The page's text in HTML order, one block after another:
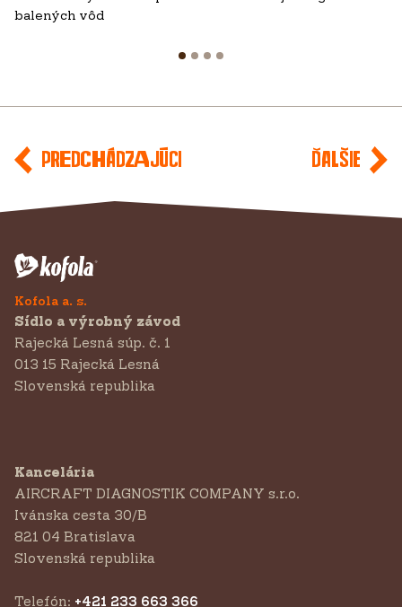
Predchádzajúci Ďalšie
Kofola a. s.
Sídlo a výrobný závod
Rajecká Lesná súp. č. 1
013 15 Rajecká Lesná
Slovenská republika
Kancelária
AIRCRAFT DIAGNOSTIK COMPANY s.r.o.
‍Ivánska cesta 30/B
821 04 Bratislava
Slovenská republika
Telefón: +421 233 663 366